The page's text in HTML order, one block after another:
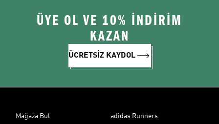
ÜYE OL VE 10% İNDİRİM
KAZAN
ÜCRETSİZ KAYDOL
Mağaza Bul adidas Runners